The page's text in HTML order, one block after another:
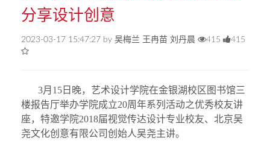
分享设计创意
2023-03-17 15:47:27 by 吴梅兰 王冉苗 刘丹晨 415 415
3月15日晚，艺术设计学院在金银湖校区图书馆三
楼报告厅举办学院成立20周年系列活动之优秀校友讲
座，特邀学院2018届视觉传达设计专业校友、北京吴
尧文化创意有限公司创始人吴尧主讲。